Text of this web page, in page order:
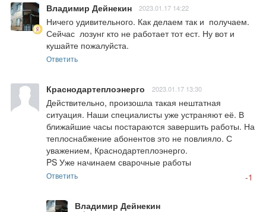
Владимир Дейнекин 2023.01.17 14:22
Ничего удивительного. Как делаем так и  получаем.
Сейчас  лозунг кто не работает тот ест. Ну вот и
кушайте пожалуйста.
Ответить
Краснодартеплоэнерго 2023.01.17 13:30
Действительно, произошла такая нештатная
ситуация. Наши специалисты уже устраняют её. В
ближайшие часы постараются завершить работы. На
теплоснабжение абонентов это не повлияло. С
уважением, Краснодартеплоэнерго.
PS Уже начинаем сварочные работы
Ответить -1
Владимир Дейнекин